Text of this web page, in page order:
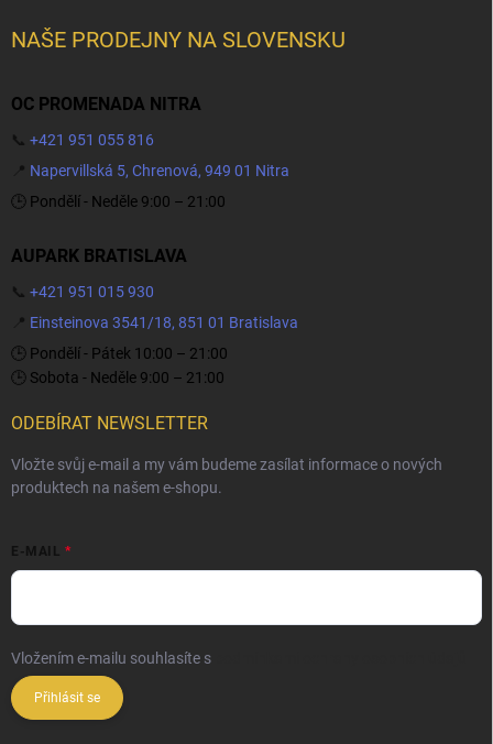
NAŠE PRODEJNY NA SLOVENSKU
OC PROMENADA NITRA
📞 +421 951 055 816
📍 Napervillská 5, Chrenová, 949 01 Nitra
🕒 Pondělí - Neděle 9:00 – 21:00
AUPARK BRATISLAVA
📞 +421 951 015 930
📍 Einsteinova 3541/18, 851 01 Bratislava
🕒 Pondělí - Pátek 10:00 – 21:00
🕒 Sobota - Neděle 9:00 – 21:00
ODEBÍRAT NEWSLETTER
Vložte svůj e-mail a my vám budeme zasílat informace o nových
produktech na našem e-shopu.
E-MAIL
Vložením e-mailu souhlasíte s
Přihlásit se